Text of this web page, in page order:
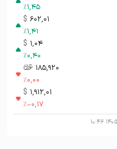
%1,45
602,01
$
%1,41
1,04
$
%0,40
185,920 تومان-ء
%0,00
1,912,01
$
%-0,17